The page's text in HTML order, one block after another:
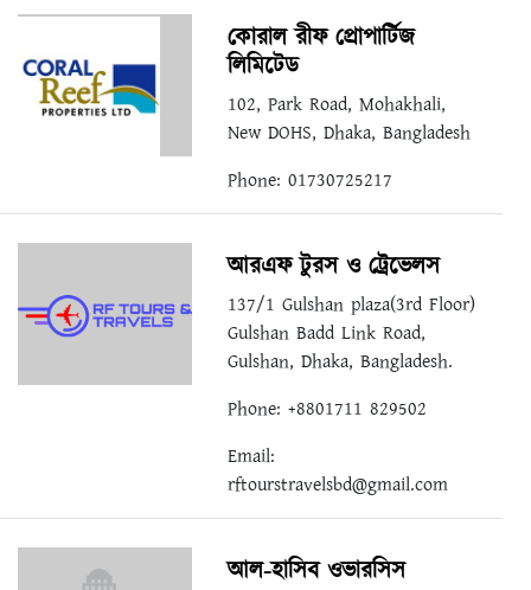
কোরাল রীফ প্রোপার্টিজ
লিমিটেড
102, Park Road, Mohakhali,
New DOHS, Dhaka, Bangladesh
Phone: 01730725217
আরএফ টুরস ও ট্রেভেলস
137/1 Gulshan plaza(3rd Floor)
Gulshan Badd Link Road,
Gulshan, Dhaka, Bangladesh.
Phone: +8801711 829502
Email:
rftourstravelsbd@gmail.com
আল-হাসিব ওভারসিস